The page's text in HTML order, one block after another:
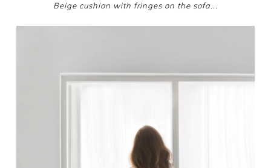
Beige cushion with fringes on the sofa...